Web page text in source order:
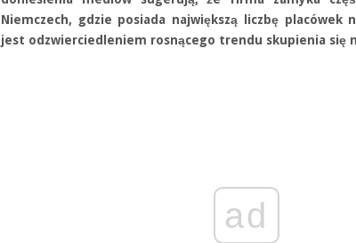
Niemczech, gdzie posiada największą liczbę placówek
jest odzwierciedleniem rosnącego trendu skupienia się
ad